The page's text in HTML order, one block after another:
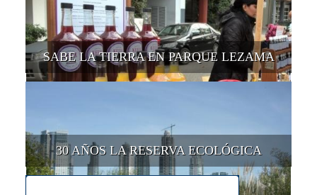
SABE LA TIERRA EN PARQUE LEZAMA
30 AÑOS LA RESERVA ECOLÓGICA